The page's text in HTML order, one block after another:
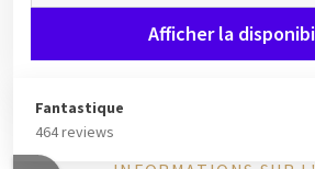
Afficher la
Fantastique
464 reviews